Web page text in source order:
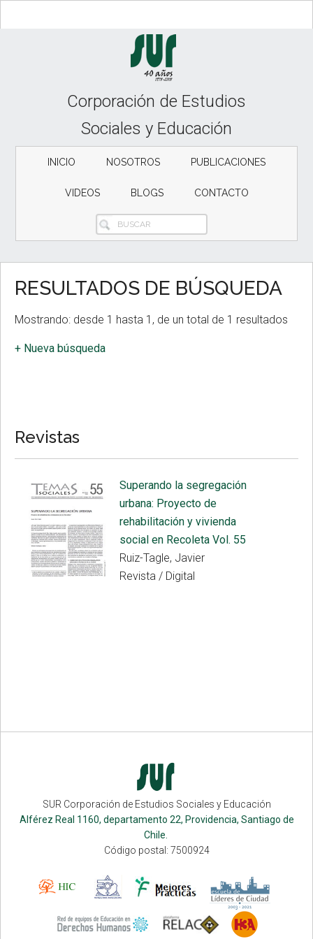
to
to
Corporación de Estudios
Sociales y Educación
INICIO NOSOTROS PUBLICACIONES
VIDEOS BLOGS CONTACTO
BUSCAR
RESULTADOS DE BÚSQUEDA
Mostrando: desde 1 hasta 1, de un total de 1 resultados
+ Nueva búsqueda
Revistas
Superando la segregación
urbana: Proyecto de
rehabilitación y vivienda
social en Recoleta Vol. 55
Ruiz-Tagle, Javier
Revista / Digital
SUR Corporación de Estudios Sociales y Educación
Alférez Real 1160, departamento 22, Providencia, Santiago de
Chile.
Código postal: 7500924